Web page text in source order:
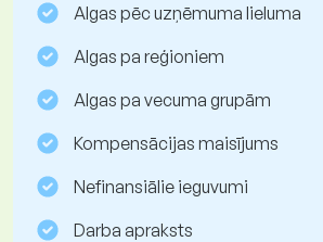
Algas pēc uzņēmuma lieluma
Algas pa reģioniem
Algas pa vecuma grupām
Kompensācijas maisījums
Nefinansiālie ieguvumi
Darba apraksts